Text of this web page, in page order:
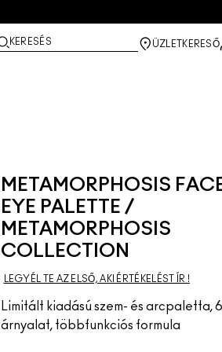
KERESÉS ÜZLETKERESŐ
METAMORPHOSIS
EYE PALETTE /
METAMORPHOSIS
COLLECTION
LEGYÉL TE AZ ELSŐ, AKI ÉRTÉKELÉST ÍR !
Limitált kiadású szem- és arcpaletta,
árnyalat, többfunkciós formula